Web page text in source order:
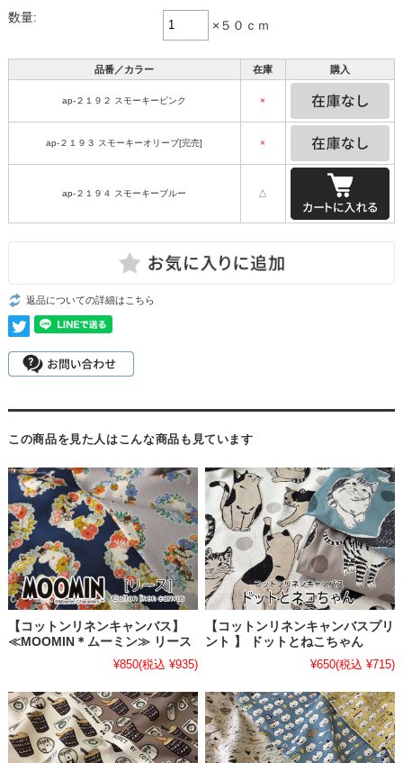
数量:
×５０ｃｍ
品番／カラー 在庫 購入
ap-２１９２ スモーキーピンク ×
ap-２１９３ スモーキーオリーブ[完売] ×
ap-２１９４ スモーキーブルー △
返品についての詳細はこちら
この商品を見た人はこんな商品も見ています
【コットンリネンキャンバス】
≪MOOMIN＊ムーミン≫ リース
¥850(税込 ¥935)
【コットンリネンキャンバスプリ
ント 】 ドットとねこちゃん
¥650(税込 ¥715)